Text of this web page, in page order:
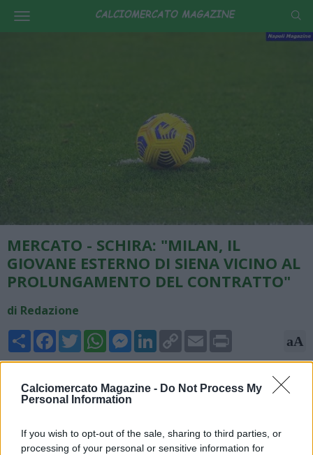
Calciomercato Magazine - Do Not Process My
Personal Information
If you wish to opt-out of the sale, sharing to third parties, or
processing of your personal or sensitive information for
MERCATO - SCHIRA: "MILAN, IL
GIOVANE ESTERNO DI SIENA VICINO AL
PROLUNGAMENTO DEL CONTRATTO"
di Redazione
Share FacebookTwitterWhatsAppMessengerLinkedInCopy
Link
Email aA
Nicolò Schira, esperto di mercato, rivela su X: "Il giovane
passo dalla firma del prolungamento del contratto fino al
2027 con opzione per il 2028".